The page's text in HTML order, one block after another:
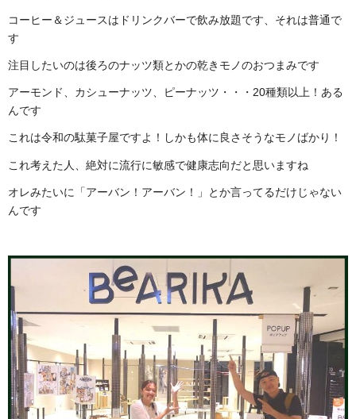
コーヒー＆ジュースはドリンクバーで飲み放題です、それは普通で
す
注目したいのは後ろのナッツ類とかの乾きモノのおつまみです
アーモンド、カシューナッツ、ピーナッツ・・・20種類以上！ある
んです
これは令和の駄菓子屋ですよ！しかも体に良さそうなモノばかり！
これ考えた人、絶対に流行に敏感で健康志向だと思いますね
オレみたいに「アーバン！アーバン！」とか言ってるだけじゃない
んです